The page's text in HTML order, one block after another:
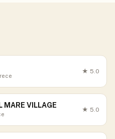
★ 5.0
MARE VILLAGE
★ 5.0